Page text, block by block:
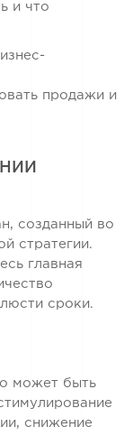
и что
продажи и
созданный во
стратегии.
главная
сроки.
может быть
снижение